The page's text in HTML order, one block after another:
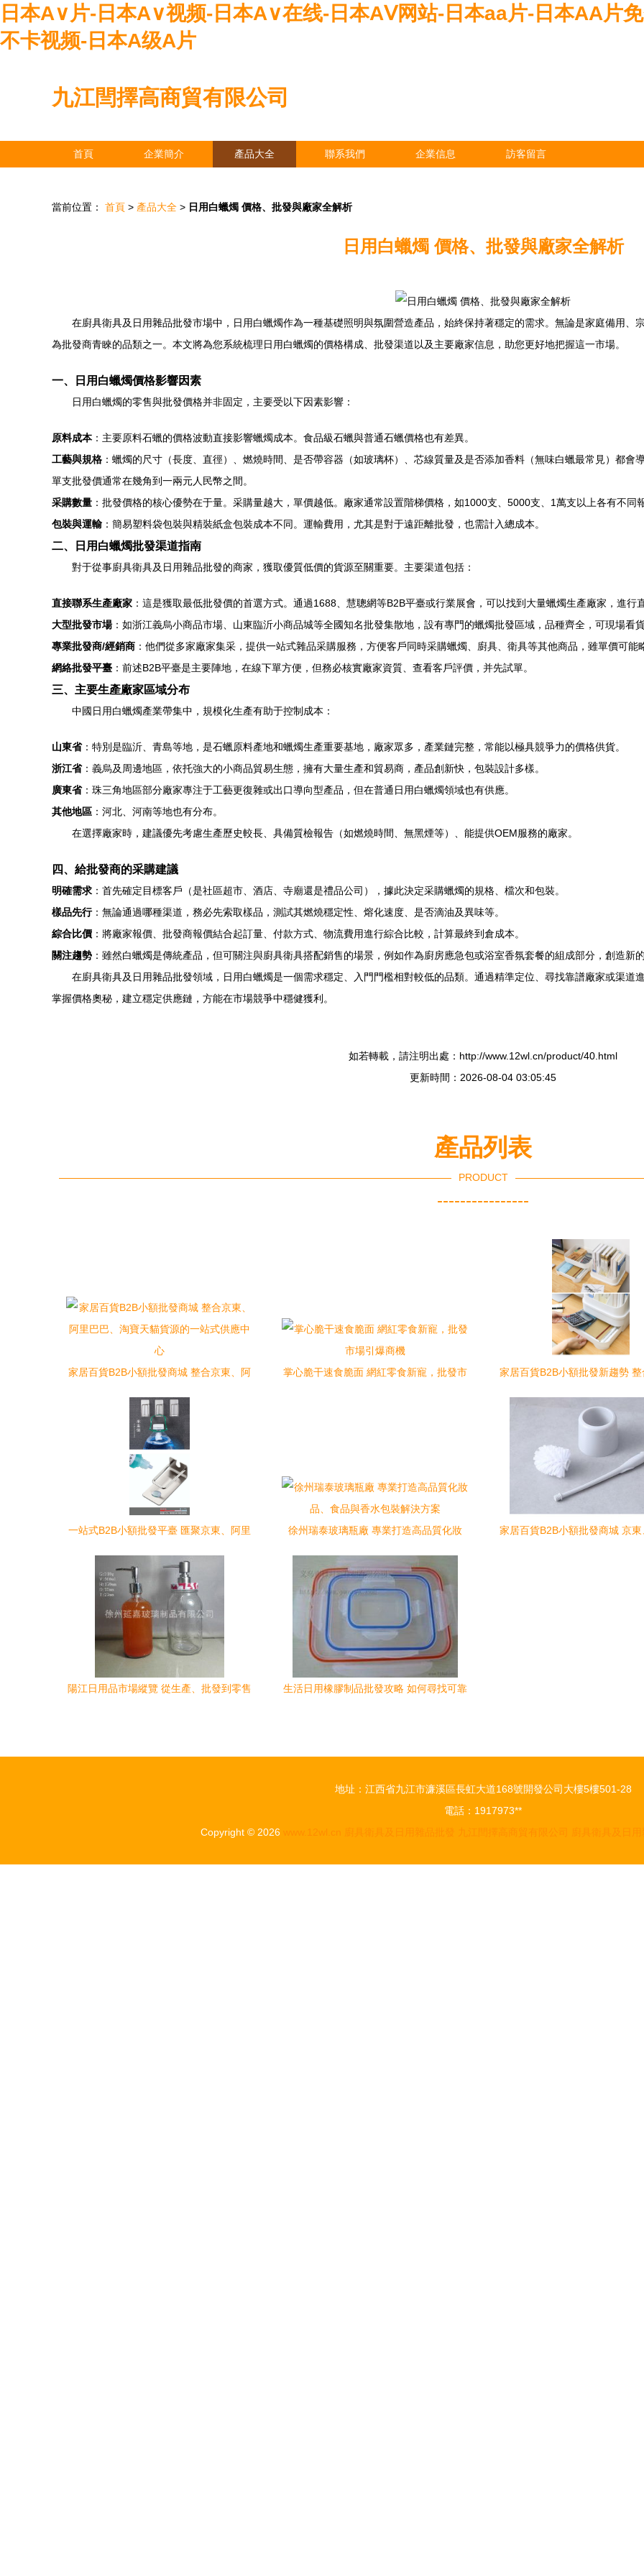
日本A∨片-日本A∨视频-日本A∨在线-日本AⅤ网站-日本aa片-日本AA片
不卡视频-日本A级A片
九江閆擇高商貿有限公司
首頁 企業簡介 產品大全 聯系我們 企業信息 訪客留言
當前位置： 首頁 > 產品大全 > 日用白蠟燭 價格、批發與廠家全解析
日用白蠟燭 價格、批發與廠家全解析
在廚具衛具及日用雜品批發市場中，日用白蠟燭作為一種基礎照明與氛圍營造產品，始終保持著穩定的需求。無論是家庭備用、
為批發商青睞的品類之一。本文將為您系統梳理日用白蠟燭的價格構成、批發渠道以及主要廠家信息，助您更好地把握這一市場。
一、日用白蠟燭價格影響因素
日用白蠟燭的零售與批發價格并非固定，主要受以下因素影響：
原料成本：主要原料石蠟的價格波動直接影響蠟燭成本。食品級石蠟與普通石蠟價格也有差異。
工藝與規格 ：蠟燭的尺寸（長度、直徑）、燃燒時間、是否帶容器（如玻璃杯）、芯線質量及是否添加香料（無味白蠟最常見）都
單支批發價通常在幾角到一兩元人民幣之間。
采購數量 ：批發價格的核心優勢在于量。采購量越大，單價越低。廠家通常設置階梯價格，如1000支、5000支、1萬支以上各有不同報
包裝與運輸 ：簡易塑料袋包裝與精裝紙盒包裝成本不同。運輸費用，尤其是對于遠距離批發，也需計入總成本。
二、日用白蠟燭批發渠道指南
對于從事廚具衛具及日用雜品批發的商家，獲取優質低價的貨源至關重要。主要渠道包括：
直接聯系生產廠家 ：這是獲取最低批發價的首選方式。通過1688、慧聰網等B2B平臺或行業展會，可以找到大量蠟燭生產廠家，進行
大型批發市場：如浙江義烏小商品市場、山東臨沂小商品城等全國知名批發集散地，設有專門的蠟燭批發區域，品種齊全，可現場看
專業批發商/經銷商 ：他們從多家廠家集采，提供一站式雜品采購服務，方便客戶同時采購蠟燭、廚具、衛具等其他商品，雖單價可能
網絡批發平臺 ：前述B2B平臺是主要陣地，在線下單方便，但務必核實廠家資質、查看客戶評價，并先試單。
三、主要生產廠家區域分布
中國日用白蠟燭產業帶集中，規模化生產有助于控制成本：
山東省：特別是臨沂、青島等地，是石蠟原料產地和蠟燭生產重要基地，廠家眾多，產業鏈完整，常能以極具競爭力的價格供貨。
浙江省：義烏及周邊地區，依托強大的小商品貿易生態，擁有大量生產和貿易商，產品創新快，包裝設計多樣。
廣東省：珠三角地區部分廠家專注于工藝更復雜或出口導向型產品，但在普通日用白蠟燭領域也有供應。
其他地區 ：河北、河南等地也有分布。
在選擇廠家時，建議優先考慮生產歷史較長、具備質檢報告（如燃燒時間、無黑煙等）、能提供OEM服務的廠家。
四、給批發商的采購建議
明確需求 ：首先確定目標客戶（是社區超市、酒店、寺廟還是禮品公司），據此決定采購蠟燭的規格、檔次和包裝。
樣品先行：無論通過哪種渠道，務必先索取樣品，測試其燃燒穩定性、熔化速度、是否滴油及異味等。
綜合比價 ：將廠家報價、批發商報價結合起訂量、付款方式、物流費用進行綜合比較，計算最終到倉成本。
關注趨勢 ：雖然白蠟燭是傳統產品，但可關注與廚具衛具搭配銷售的場景，例如作為廚房應急包或浴室香氛套餐的組成部分，創造新的
在廚具衛具及日用雜品批發領域，日用白蠟燭是一個需求穩定、入門門檻相對較低的品類。通過精準定位、尋找靠譜廠家或渠道
掌握價格奧秘，建立穩定供應鏈，方能在市場競爭中穩健獲利。
如若轉載，請注明出處：http://www.12wl.cn/product/40.html
更新時間：2026-08-04 03:05:45
產品列表
PRODUCT
----------------
家居百貨B2B小額批發商城 整合京東、阿
掌心脆干速食脆面 網紅零食新寵，批發市
家居百貨B2B小額批發新趨勢 整
一站式B2B小額批發平臺 匯聚京東、阿里
徐州瑞泰玻璃瓶廠 專業打造高品質化妝
家居百貨B2B小額批發商城 京東
陽江日用品市場縱覽 從生產、批發到零售
生活日用橡膠制品批發攻略 如何尋找可靠
地址：江西省九江市濂溪區長虹大道168號開發公司大樓5樓501-28
電話：1917973**
Copyright © 2026 www.12wl.cn 廚具衛具及日用雜品批發 九江閆擇高商貿有限公司 廚具衛具及日用